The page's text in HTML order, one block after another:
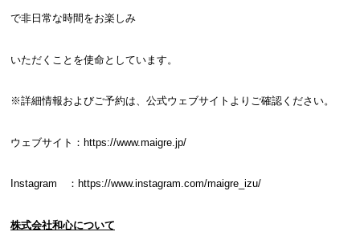
で非日常な時間をお楽しみ
いただくことを使命としています。
※詳細情報およびご予約は、公式ウェブサイトよりご確認ください。
ウェブサイト： https://www.maigre.jp/
Instagram ： https://www.instagram.com/maigre_izu/
株式会社和心について